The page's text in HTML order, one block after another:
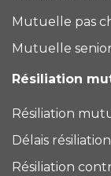
Mutuelle pas
Mutuelle
Résiliation
Résiliation
Délais
Résiliation